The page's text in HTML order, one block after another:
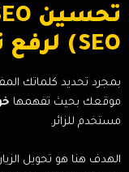
SEO) لرفع ترتيب موقعك
بمجرد تحديد كلماتك
موقعك بحيث تفهمها
مستخدم للزائر.
الهدف هنا هو تحويل